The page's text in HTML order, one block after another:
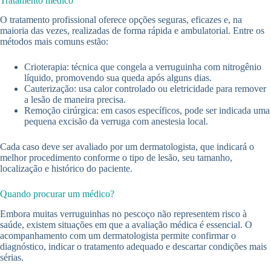
O tratamento profissional oferece opções seguras, eficazes e, na
maioria das vezes, realizadas de forma rápida e ambulatorial. Entre os
métodos mais comuns estão:
Crioterapia: técnica que congela a verruguinha com nitrogênio
líquido, promovendo sua queda após alguns dias.
Cauterização: usa calor controlado ou eletricidade para remover
a lesão de maneira precisa.
Remoção cirúrgica: em casos específicos, pode ser indicada uma
pequena excisão da verruga com anestesia local.
Cada caso deve ser avaliado por um dermatologista, que indicará o
melhor procedimento conforme o tipo de lesão, seu tamanho,
localização e histórico do paciente.
Quando procurar um médico?
Embora muitas verruguinhas no pescoço não representem risco à
saúde, existem situações em que a avaliação médica é essencial. O
acompanhamento com um dermatologista permite confirmar o
diagnóstico, indicar o tratamento adequado e descartar condições mais
sérias.